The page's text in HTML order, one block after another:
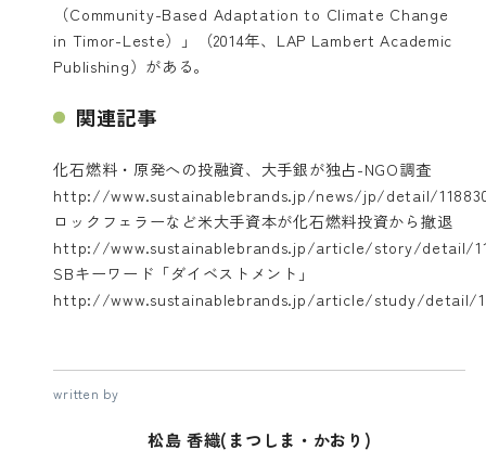
（Community-Based Adaptation to Climate Change
in Timor-Leste）」（2014年、LAP Lambert Academic
Publishing）がある。
関連記事
化石燃料・原発への投融資、大手銀が独占-NGO調査
http://www.sustainablebrands.jp/news/jp/detail/
ロックフェラーなど米大手資本が化石燃料投資から撤退
http://www.sustainablebrands.jp/article/story/detail/
SBキーワード「ダイベストメント」
http://www.sustainablebrands.jp/article/study/detail/
written by
松島 香織(まつしま・かおり)